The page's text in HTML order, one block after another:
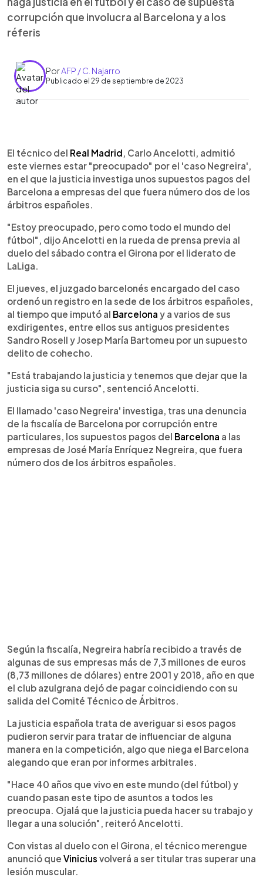
corrupción que involucra al Barcelona y a los
réferis
PorAFP / C. Najarro
Publicado el 29 de septiembre de 2023
► Escuchar artículo
El técnico del Real Madrid , Carlo Ancelotti, admitió
este viernes estar "preocupado" por el 'caso Negreira',
en el que la justicia investiga unos supuestos pagos del
Barcelona a empresas del que fuera número dos de los
árbitros españoles.
"Estoy preocupado, pero como todo el mundo del
fútbol", dijo Ancelotti en la rueda de prensa previa al
duelo del sábado contra el Girona por el liderato de
LaLiga.
El jueves, el juzgado barcelonés encargado del caso
ordenó un registro en la sede de los árbitros españoles,
al tiempo que imputó al Barcelona y a varios de sus
exdirigentes, entre ellos sus antiguos presidentes
Sandro Rosell y Josep María Bartomeu por un supuesto
delito de cohecho.
"Está trabajando la justicia y tenemos que dejar que la
justicia siga su curso", sentenció Ancelotti.
El llamado 'caso Negreira' investiga, tras una denuncia
de la fiscalía de Barcelona por corrupción entre
particulares, los supuestos pagos del Barcelona a las
empresas de José María Enríquez Negreira, que fuera
número dos de los árbitros españoles.
Según la fiscalía, Negreira habría recibido a través de
algunas de sus empresas más de 7,3 millones de euros
(8,73 millones de dólares) entre 2001 y 2018, año en que
el club azulgrana dejó de pagar coincidiendo con su
salida del Comité Técnico de Árbitros.
La justicia española trata de averiguar si esos pagos
pudieron servir para tratar de influenciar de alguna
manera en la competición, algo que niega el Barcelona
alegando que eran por informes arbitrales.
"Hace 40 años que vivo en este mundo (del fútbol) y
cuando pasan este tipo de asuntos a todos les
preocupa. Ojalá que la justicia pueda hacer su trabajo y
llegar a una solución", reiteró Ancelotti.
Con vistas al duelo con el Girona, el técnico merengue
anunció que Vinicius volverá a ser titular tras superar una
lesión muscular.